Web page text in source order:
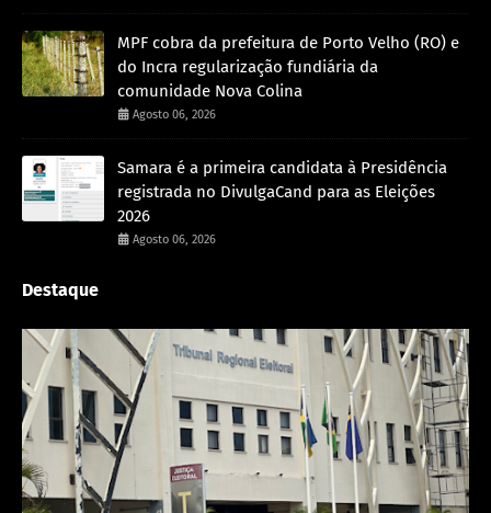
MPF cobra da prefeitura de Porto Velho (RO) e
do Incra regularização fundiária da
comunidade Nova Colina
Agosto 06, 2026
Samara é a primeira candidata à Presidência
registrada no DivulgaCand para as Eleições
2026
Agosto 06, 2026
Destaque